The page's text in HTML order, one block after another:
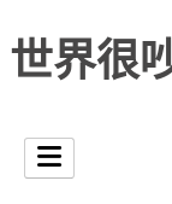
世界很